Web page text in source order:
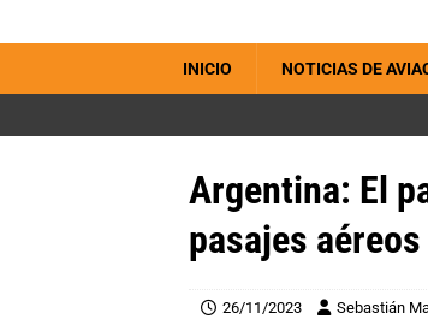
INICIO NOTICIAS DE
Argentina: El
pasajes
26/11/2023 Sebastián